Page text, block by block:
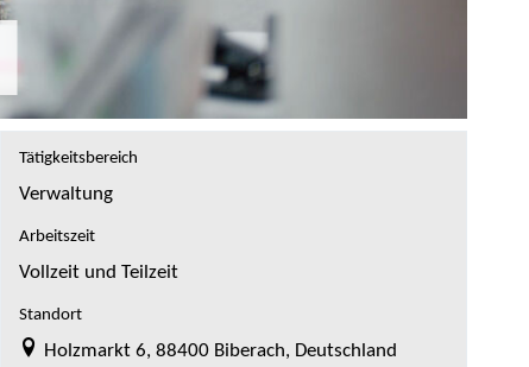
Tätigkeitsbereich
Verwaltung
Arbeitszeit
Vollzeit und Teilzeit
Standort
Holzmarkt 6, 88400 Biberach, Deutschland